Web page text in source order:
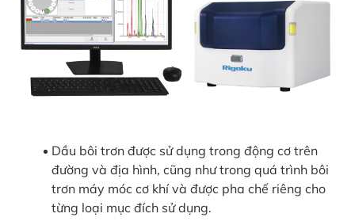
Dầu bôi trơn được sử dụng trong động cơ trên
đường và địa hình, cũng như trong quá trình bôi
trơn máy móc cơ khí và được pha chế riêng cho
từng loại mục đích sử dụng.